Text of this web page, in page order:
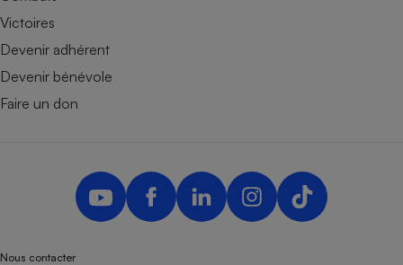
Victoires
Devenir adhérent
Devenir bénévole
Faire un don
Nous contacter